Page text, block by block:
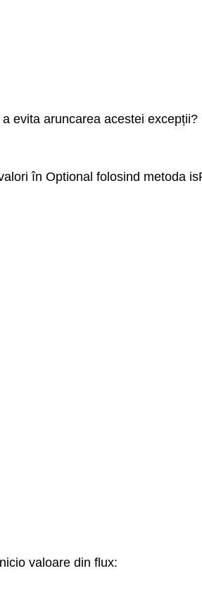
evita aruncarea acestei excepții?
în Optional folosind metoda
valoare din flux: